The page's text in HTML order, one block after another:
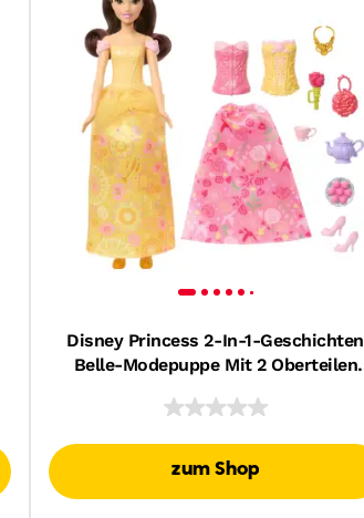
Disney Princess 2-In-1-Geschichten
Belle-Modepuppe Mit 2 Oberteilen
Zubehörteilen
zum Shop